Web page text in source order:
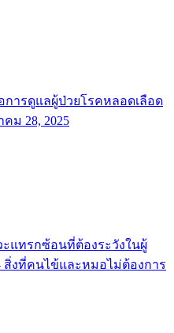
การดูแลผู้ป่วยโรคหลอดเลือด
คม 28, 2025
ะแทรกซ้อนที่ต้องระวังในผู้
สิ่งที่คนไข้และหมอไม่ต้องการ